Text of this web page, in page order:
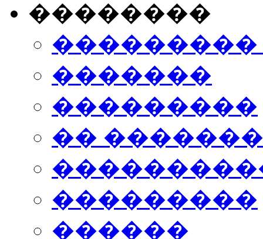
��������
���������
�������
���������
��
���������
������